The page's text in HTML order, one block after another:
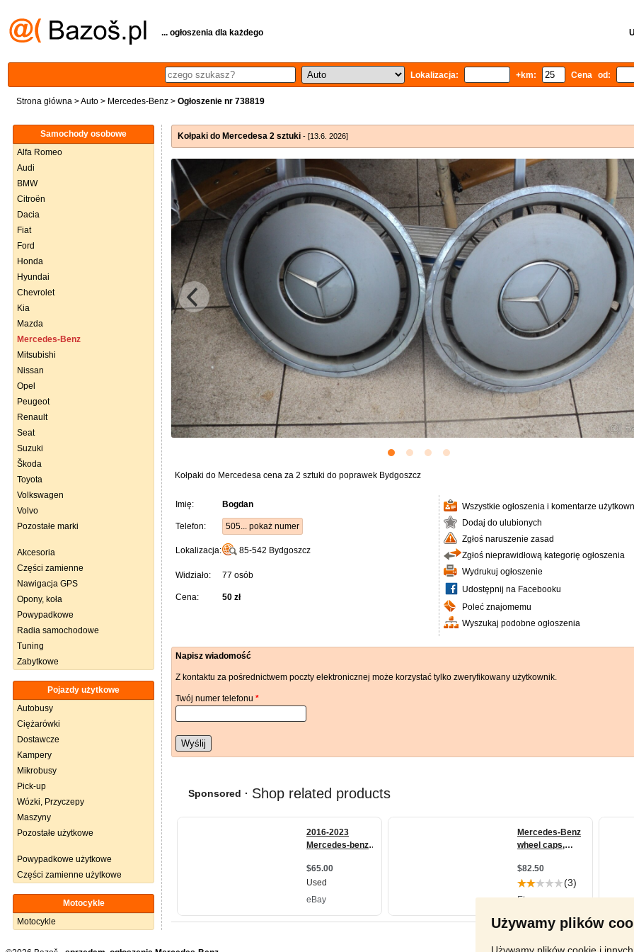
Używamy plików
Używamy plików cookie i
... ogłoszenia dla każdego
Lokalizacja: +km: Cena od:
Strona główna >Auto > Mercedes-Benz > Ogłoszenie nr 738819
Samochody osobowe
Alfa Romeo
Audi
BMW
Citroën
Dacia
Fiat
Ford
Honda
Hyundai
Chevrolet
Kia
Mazda
Mercedes-Benz
Mitsubishi
Nissan
Opel
Peugeot
Renault
Seat
Suzuki
Škoda
Toyota
Volkswagen
Volvo
Pozostałe marki
Akcesoria
Części zamienne
Nawigacja GPS
Opony, koła
Powypadkowe
Radia samochodowe
Tuning
Zabytkowe
Pojazdy użytkowe
Autobusy
Ciężarówki
Dostawcze
Kampery
Mikrobusy
Pick-up
Wózki, Przyczepy
Maszyny
Pozostałe użytkowe
Powypadkowe użytkowe
Części zamienne użytkowe
Motocykle
Motocykle
Kołpaki do Mercedesa 2 sztuki - [13.6. 2026]
Kołpaki do Mercedesa cena za 2 sztuki do poprawek Bydgoszcz
Imię: Bogdan
Telefon: 505... pokaż numer
Lokalizacja: 85-542 Bydgoszcz
Widziało: 77 osób
Cena: 50 zł
Wszystkie ogłoszenia i komentarze
Dodaj do ulubionych
Zgłoś naruszenie zasad
Zgłoś nieprawidłową kategorię ogłoszenia
Wydrukuj ogłoszenie
Udostępnij na Facebooku
Poleć znajomemu
Wyszukaj podobne ogłoszenia
Napisz wiadomość
Z kontaktu za pośrednictwem poczty elektronicznej może korzystać tylko zweryfikowany użytkownik.
Twój numer telefonu *
Wyślij